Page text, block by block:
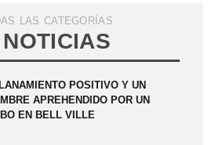
LAS CATEGORÍAS
POSITIVO Y UN
APREHENDIDO POR UN
EN BELL VILLE